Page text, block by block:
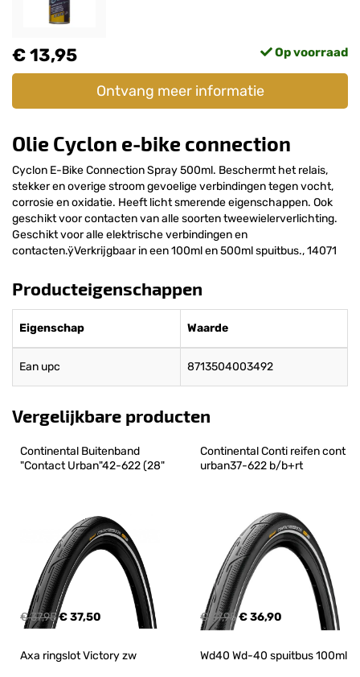
€ 13,95 Op voorraad
Ontvang meer informatie
Olie Cyclon e-bike connection
Cyclon E-Bike Connection Spray 500ml. Beschermt het relais,
stekker en overige stroom gevoelige verbindingen tegen vocht,
corrosie en oxidatie. Heeft licht smerende eigenschappen. Ook
geschikt voor contacten van alle soorten tweewielerverlichting.
Geschikt voor alle elektrische verbindingen en
contacten.ÿVerkrijgbaar in een 100ml en 500ml spuitbus., 14071
Producteigenschappen
Eigenschap Waarde
Ean upc 8713504003492
Vergelijkbare producten
Continental Buitenband
"Contact Urban"42-622 (28"
€ 37,95€ 37,50
Continental Conti reifen cont
urban37-622 b/b+rt
€ 37,95€ 36,90
Axa ringslot Victory zw Wd40 Wd-40 spuitbus 100ml